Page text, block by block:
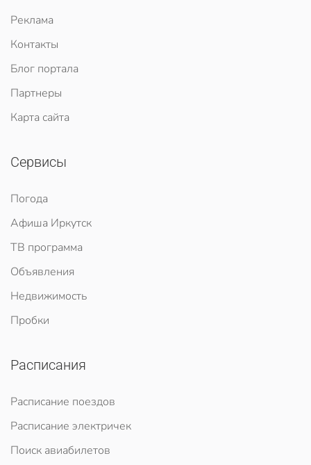
Реклама
Контакты
Блог портала
Партнеры
Карта сайта
Сервисы
Погода
Афиша Иркутск
ТВ программа
Объявления
Недвижимость
Пробки
Расписания
Расписание поездов
Расписание электричек
Поиск авиабилетов